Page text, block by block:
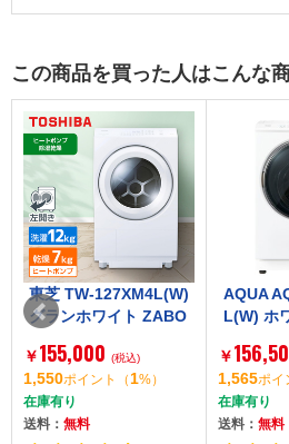
この商品を買った人はこんな
東芝 TW-127XM4L(W)
グランホワイト ZABO
機 (洗濯機12kg/乾燥機
7kg) 左開き]
￥155,000 (税込)
1,550ポイント （ 1%）
在庫有り
送料： 無料
AQUA
L(W) ホ
濯乾燥機
乾燥機
￥
1,565ポイ
在庫有り
送料： 無料